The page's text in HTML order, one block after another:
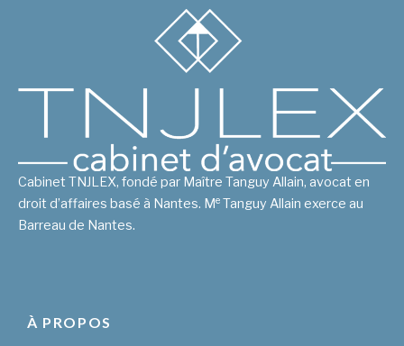
Cabinet TNJLEX, fondé par Maître Tanguy Allain, avocat en
droit d’affaires basé à Nantes. Me Tanguy Allain exerce au
Barreau de Nantes.
À PROPOS